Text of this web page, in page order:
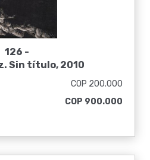
126 -
Sin título, 2010
COP 200.000
COP 900.000